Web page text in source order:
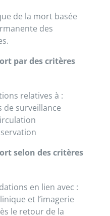
de la mort basée
des
par des critères
relatives à :
de surveillance
selon des critères
en lien avec :
et l’imagerie
le retour de la